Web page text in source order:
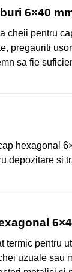
6×40
cheii pentru
pregauriti
sa fie
hexagonal
depozitare si
termic pentru
uzuale sau